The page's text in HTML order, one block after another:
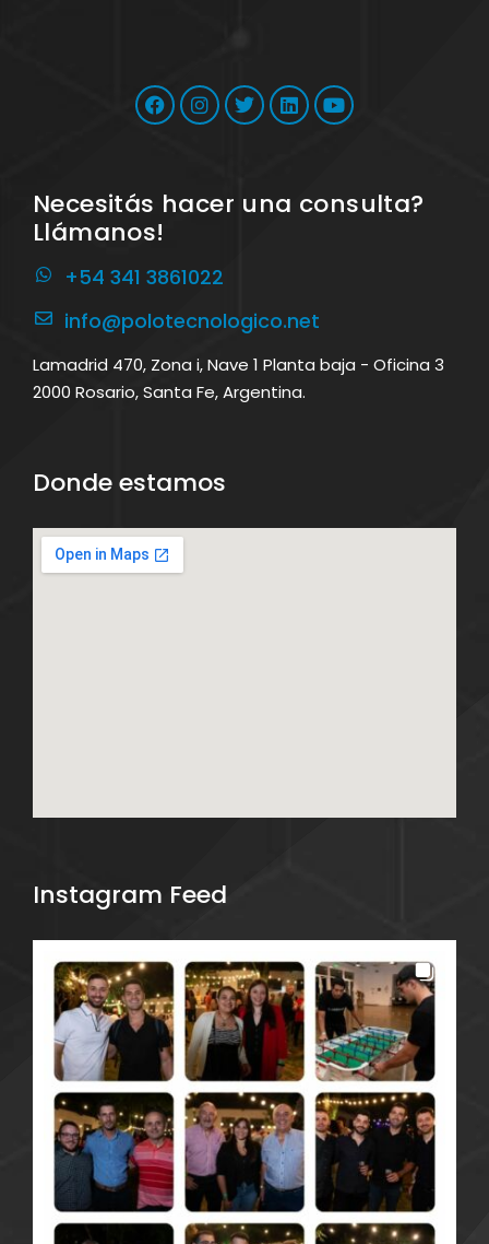
Necesitás hacer una consulta?
Llámanos!
+54 341 3861022
info@polotecnologico.net
Lamadrid 470, Zona i, Nave 1 Planta baja - Oficina 3
2000 Rosario, Santa Fe, Argentina.
Donde estamos
Instagram Feed